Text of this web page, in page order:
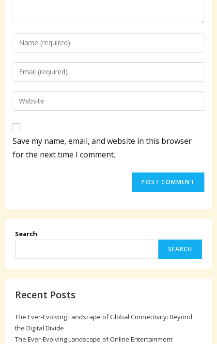
Enter
your
name
to
comment
Enter
your
email
address
comment
Enter
your
website
URL
(optional)
Save my name, email, and website in this browser
for the next time I comment.
Search
SEARCH
Recent Posts
The Ever-Evolving Landscape of Global Connectivity: Beyond
the Digital Divide
The Ever-Evolving Landscape of Online Entertainment